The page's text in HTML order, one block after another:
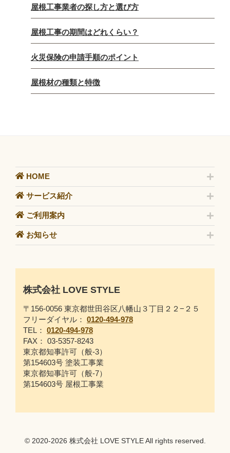
屋根工事業者の探し方と選び方
屋根工事の期間はどれくらい？
火災保険の申請手順のポイント
屋根材の種類と特徴
HOME
サービス紹介
ご利用案内
お知らせ
株式会社 LOVE STYLE
〒156-0056 東京都世田谷区八幡山３丁目２２−２５
フリーダイヤル： 0120-494-978
TEL： 0120-494-978
FAX： 03-5357-8243
東京都知事許可（般-3）
第154603号 塗装工事業
東京都知事許可（般-7）
第154603号 屋根工事業
© 2020-2026 株式会社 LOVE STYLE All rights reserved.